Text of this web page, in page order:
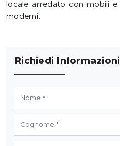
locale arredato con mobili
moderni.
Richiedi